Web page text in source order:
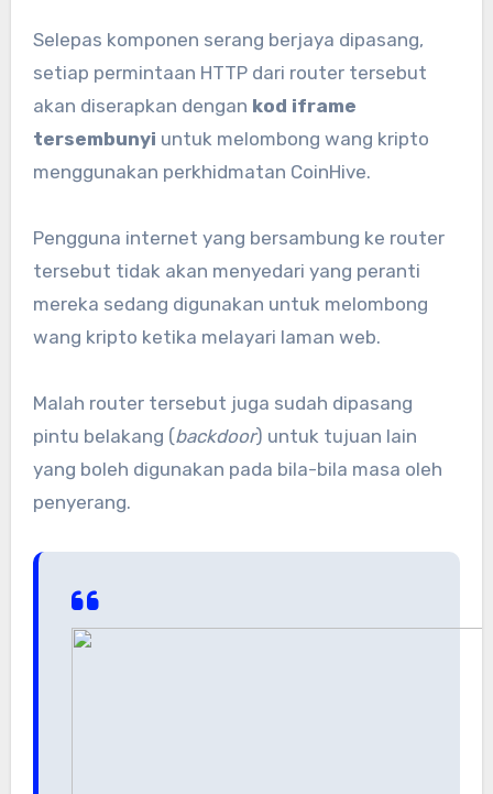
Selepas komponen serang berjaya dipasang,
setiap permintaan HTTP dari router tersebut
akan diserapkan dengan kod iframe
tersembunyi untuk melombong wang kripto
menggunakan perkhidmatan CoinHive.
Pengguna internet yang bersambung ke router
tersebut tidak akan menyedari yang peranti
mereka sedang digunakan untuk melombong
wang kripto ketika melayari laman web.
Malah router tersebut juga sudah dipasang
pintu belakang (backdoor) untuk tujuan lain
yang boleh digunakan pada bila-bila masa oleh
penyerang.